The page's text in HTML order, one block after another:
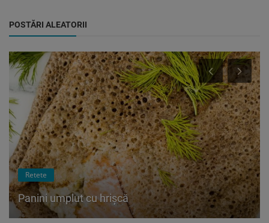
POSTĂRI ALEATORII
Retete
Panini umplut cu hrișcă